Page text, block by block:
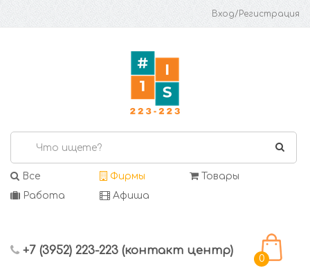
Вход/Регистрация
Все Фирмы
Товары
Работа
Афиша
+7 (3952) 223-223 (контакт центр)
0